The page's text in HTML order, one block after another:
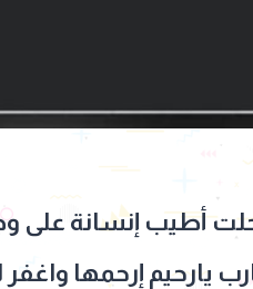
رحلت أطيب إنسانة
يارحيم إرحمها واغفر